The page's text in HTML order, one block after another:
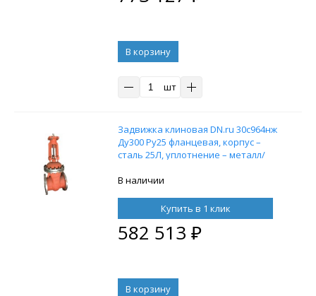
В корзину
шт
Задвижка клиновая DN.ru 30с964нж
Ду300 Ру25 фланцевая, корпус –
сталь 25Л, уплотнение – металл/
управление под электропривод
В наличии
Купить в 1 клик
582 513 ₽
В корзину